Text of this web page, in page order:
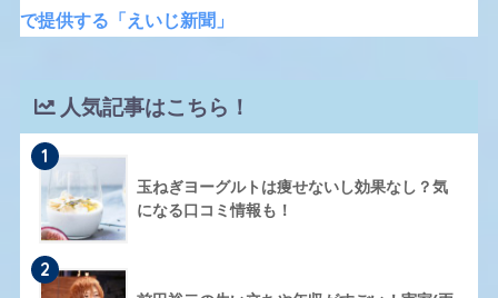
で提供する「えいじ新聞」
人気記事はこちら！
1
玉ねぎヨーグルトは痩せないし効果なし？気
になる口コミ情報も！
2